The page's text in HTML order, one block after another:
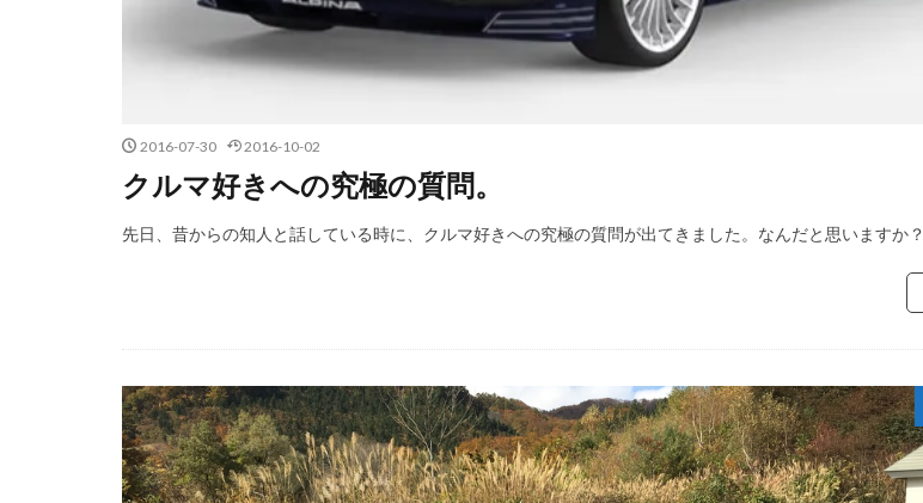
2016-07-30 2016-10-02
クルマ好きへの究極の質問。
先日、昔からの知人と話している時に、クルマ好きへの究極の質問が出てきました。なんだと思いますか？